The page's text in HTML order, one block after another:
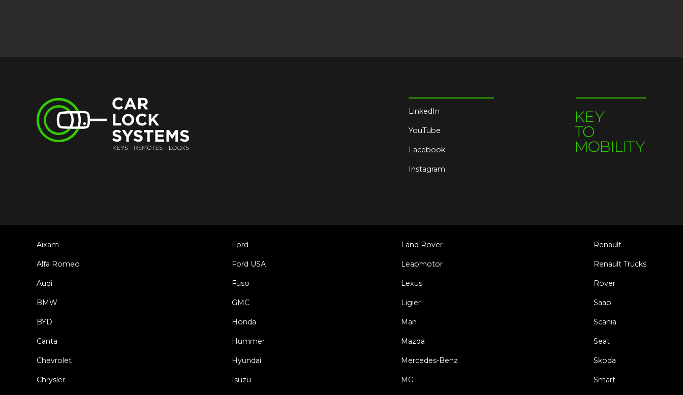
LinkedIn
YouTube
Facebook
Instagram
Aixam
Alfa Romeo
Audi
BMW
BYD
Canta
Chevrolet
Chrysler
Ford
Ford USA
Fuso
GMC
Honda
Hummer
Hyundai
Isuzu
Land Rover
Leapmotor
Lexus
Ligier
Man
Mazda
Mercedes-Benz
MG
Renault
Renault Trucks
Rover
Saab
Scania
Seat
Skoda
Smart